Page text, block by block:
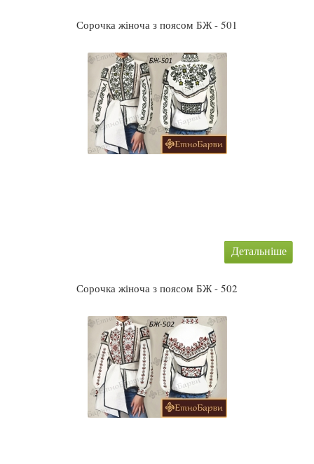
Сорочка жіноча з поясом БЖ - 501
Детальніше
Сорочка жіноча з поясом БЖ - 502